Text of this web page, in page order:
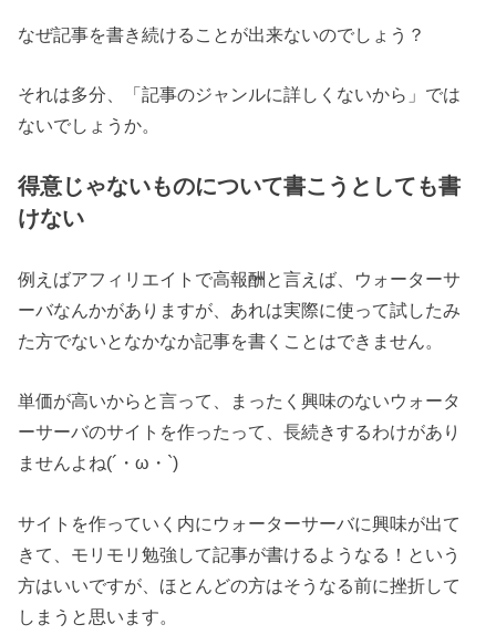
なぜ記事を書き続けることが出来ないのでしょう？
それは多分、「記事のジャンルに詳しくないから」では
ないでしょうか。
得意じゃないものについて書こうとしても書
けない
例えばアフィリエイトで高報酬と言えば、ウォーターサ
ーバなんかがありますが、あれは実際に使って試したみ
た方でないとなかなか記事を書くことはできません。
単価が高いからと言って、まったく興味のないウォータ
ーサーバのサイトを作ったって、長続きするわけがあり
ませんよね(´・ω・`)
サイトを作っていく内にウォーターサーバに興味が出て
きて、モリモリ勉強して記事が書けるようなる！という
方はいいですが、ほとんどの方はそうなる前に挫折して
しまうと思います。